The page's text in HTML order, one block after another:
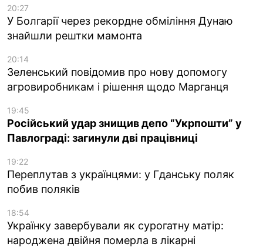
20:27
У Болгарії через рекордне обміління Дунаю
знайшли рештки мамонта
20:14
Зеленський повідомив про нову допомогу
агровиробникам і рішення щодо Марганця
19:45
Російський удар знищив депо “Укрпошти” у
Павлограді: загинули дві працівниці
19:22
Переплутав з українцями: у Гданську поляк
побив поляків
18:54
Українку завербували як сурогатну матір:
народжена двійня померла в лікарні